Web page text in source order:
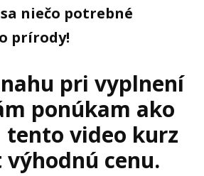
niečo potrebné
prírody!
pri vyplnení
ponúkam ako
video kurz
cenu.